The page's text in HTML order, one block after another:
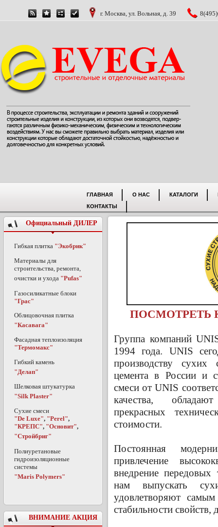
г. Москва, ул. Вольная, д. 39
ГЛАВНАЯ О НАС КАТАЛОГИ
КОНТАКТЫ
Официальный ДИЛЕР
Гибкая плитка "Экобрик"
Материалы для
строительства, ремонта,
очистки и ухода "Pufas"
Газосиликатные блоки
"Грас"
Облицовочная плитка
"Касавага"
Фасадная теплоизоляция
"Термомакс"
Гибкий камень
"Делап"
Шелковая штукатурка
"Silk Plaster"
Сухие смеси
"De Luxe", "Perel",
"КРЕПС", "Основит",
"Стройбриг"
Полиуретановые
гидроизоляционные
системы
"Maris Polymers"
ВНИМАНИЕ АКЦИЯ
ПОСМОТРЕТЬ
Группа компаний
1994 года. UNIS
производству сухих
цемента в России и
смеси от UNIS
качества,
прекрасных
стоимости.
Постоянная
привлечение
внедрение передовых
нам выпускать
удовлетворяют
стабильности свойств,